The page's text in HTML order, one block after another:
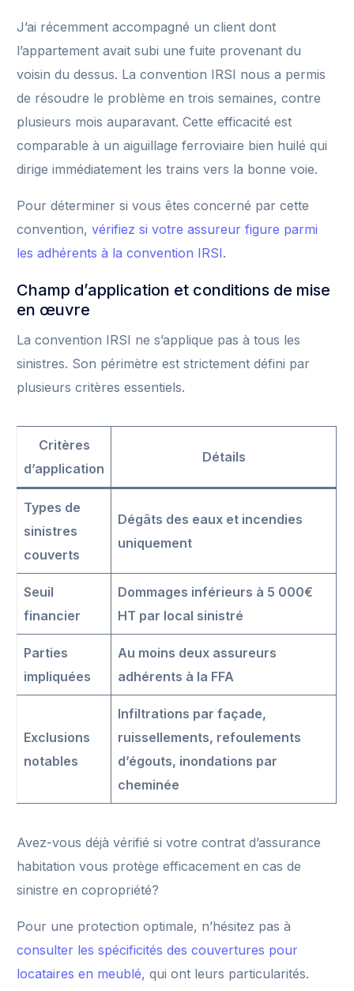
J’ai récemment accompagné un client dont
l’appartement avait subi une fuite provenant du
voisin du dessus. La convention IRSI nous a permis
de résoudre le problème en trois semaines, contre
plusieurs mois auparavant. Cette efficacité est
comparable à un aiguillage ferroviaire bien huilé qui
dirige immédiatement les trains vers la bonne voie.
Pour déterminer si vous êtes concerné par cette
convention,vérifiez si votre assureur figure parmi
les adhérents à la convention IRSI.
Champ d’application et conditions de mise
en œuvre
La convention IRSI ne s’applique pas à tous les
sinistres. Son périmètre est strictement défini par
plusieurs critères essentiels.
Critères
d’application
Détails
Types de
sinistres
couverts
Dégâts des eaux et incendies
uniquement
Seuil
financier
Dommages inférieurs à 5 000€
HT par local sinistré
Parties
impliquées
Au moins deux assureurs
adhérents à la FFA
Exclusions
notables
Infiltrations par façade,
ruissellements, refoulements
d’égouts, inondations par
cheminée
Avez-vous déjà vérifié si votre contrat d’assurance
habitation vous protège efficacement en cas de
sinistre en copropriété?
Pour une protection optimale, n’hésitez pas à
consulter les spécificités des couvertures pour
locataires en meublé, qui ont leurs particularités.